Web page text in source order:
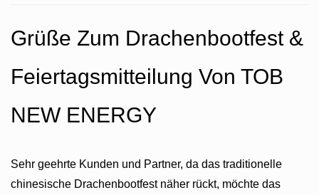
Grüße Zum Drachenbootfest &
Feiertagsmitteilung Von TOB
NEW ENERGY
Sehr geehrte Kunden und Partner, da das traditionelle
chinesische Drachenbootfest näher rückt, möchte das